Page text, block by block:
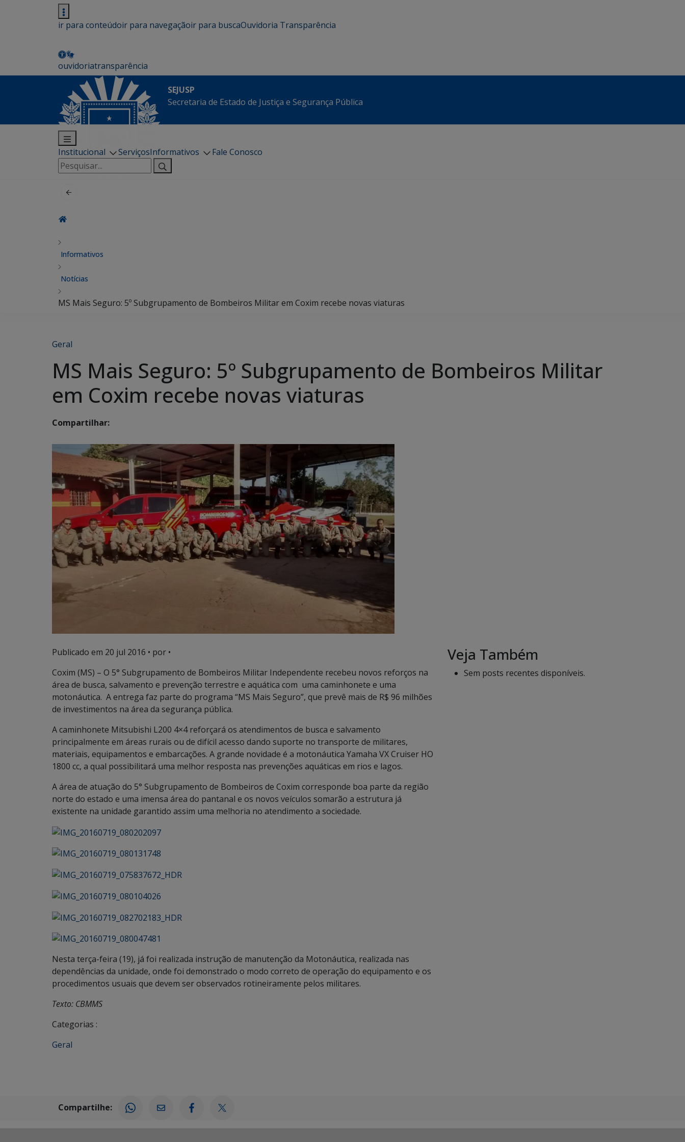
ir para conteúdoir para navegaçãoir para buscaOuvidoria Transparência
ouvidoriatransparência
SEJUSP
Secretaria de Estado de Justiça e Segurança Pública
Institucional ServiçosInformativos
Fale Conosco
Pesquisar
por:
Informativos
Notícias
MS Mais Seguro: 5º Subgrupamento de Bombeiros Militar em Coxim recebe novas viaturas
Geral
MS Mais Seguro: 5º Subgrupamento de Bombeiros Militar
em Coxim recebe novas viaturas
Compartilhar:
Publicado em 20 jul 2016 • por •
Coxim (MS) – O 5° Subgrupamento de Bombeiros Militar Independente recebeu novos reforços na
área de busca, salvamento e prevenção terrestre e aquática com uma caminhonete e uma
motonáutica. A entrega faz parte do programa “MS Mais Seguro”, que prevê mais de R$ 96 milhões
de investimentos na área da segurança pública.
A caminhonete Mitsubishi L200 4×4 reforçará os atendimentos de busca e salvamento
principalmente em áreas rurais ou de difícil acesso dando suporte no transporte de militares,
materiais, equipamentos e embarcações. A grande novidade é a motonáutica Yamaha VX Cruiser HO
1800 cc, a qual possibilitará uma melhor resposta nas prevenções aquáticas em rios e lagos.
A área de atuação do 5° Subgrupamento de Bombeiros de Coxim corresponde boa parte da região
norte do estado e uma imensa área do pantanal e os novos veículos somarão a estrutura já
existente na unidade garantido assim uma melhoria no atendimento a sociedade.
Nesta terça-feira (19), já foi realizada instrução de manutenção da Motonáutica, realizada nas
dependências da unidade, onde foi demonstrado o modo correto de operação do equipamento e os
procedimentos usuais que devem ser observados rotineiramente pelos militares.
Texto: CBMMS
Categorias :
Geral
Veja Também
Sem posts recentes disponíveis.
Compartilhe: